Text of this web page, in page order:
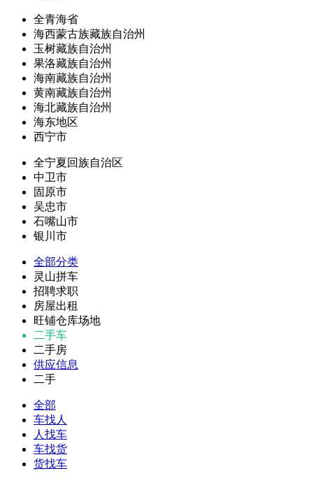
全青海省
海西蒙古族藏族自治州
玉树藏族自治州
果洛藏族自治州
海南藏族自治州
黄南藏族自治州
海北藏族自治州
海东地区
西宁市
全宁夏回族自治区
中卫市
固原市
吴忠市
石嘴山市
银川市
全部分类
灵山拼车
招聘求职
房屋出租
旺铺仓库场地
二手车
二手房
供应信息
二手
全部
车找人
人找车
车找货
货找车